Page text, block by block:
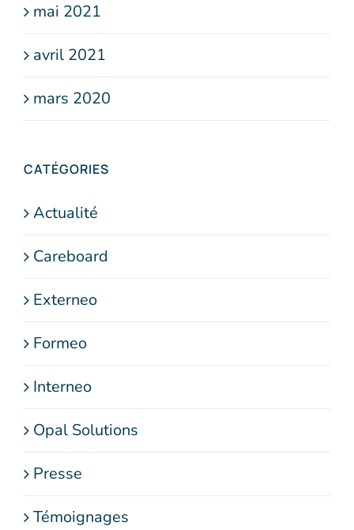
mai 2021
avril 2021
mars 2020
CATÉGORIES
Actualité
Careboard
Externeo
Formeo
Interneo
Opal Solutions
Presse
Témoignages